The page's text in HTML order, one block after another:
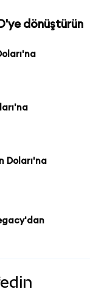
dönüştürün
Doları'na